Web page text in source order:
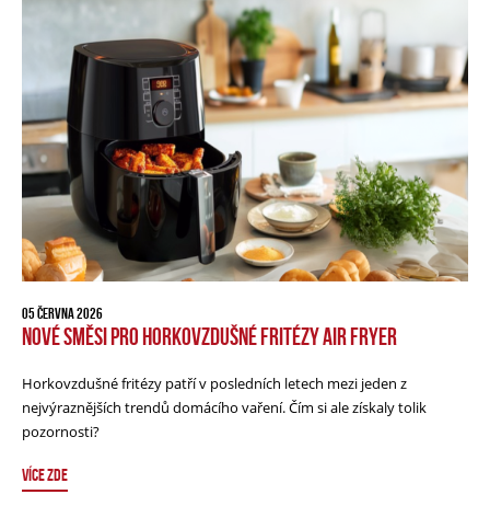
05 ČERVNA 2026
NOVÉ SMĚSI PRO HORKOVZDUŠNÉ FRITÉZY AIR FRYER
Horkovzdušné fritézy patří v posledních letech mezi jeden z
nejvýraznějších trendů domácího vaření. Čím si ale získaly tolik
pozornosti?
VÍCE ZDE